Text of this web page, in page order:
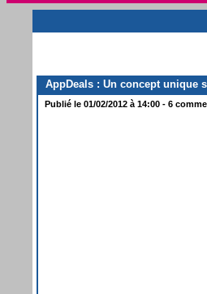
AppDeals : Un concept unique
Publié le 01/02/2012 à 14:00 - 6